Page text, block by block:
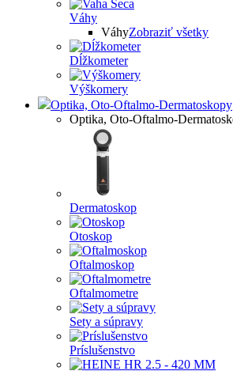
Váhy
VáhyZobraziť všetky
Dĺžkometer
Výškomery
Optika, Oto-Oftalmo-Dermatoskopy
Optika, Oto-Oftalmo-
Dermatoskop
Otoskop
Oftalmoskop
Oftalmometre
Sety a súpravy
Príslušenstvo